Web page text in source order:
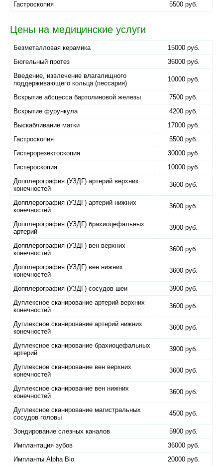
Гастроскопия
5500 руб.
Цены на медицинские услуги
Безметалловая керамика
15000 руб.
Бюгельный протез
36000 руб.
Введение, извлечение влагалищного
поддерживающего кольца (пессария)
10000 руб.
Вскрытие абсцесса бартолиновой железы
7500 руб.
Вскрытие фурункула
4200 руб.
Выскабливание матки
17000 руб.
Гастроскопия
5500 руб.
Гистерорезектоскопия
30000 руб.
Гистероскопия
10000 руб.
Допплерография (УЗДГ) артерий верхних
конечностей
3600 руб.
Допплерография (УЗДГ) артерий нижних
конечностей
3600 руб.
Допплерография (УЗДГ) брахиоцефальных
артерий
3900 руб.
Допплерография (УЗДГ) вен верхних
конечностей
3600 руб.
Допплерография (УЗДГ) вен нижних
конечностей
3600 руб.
Допплерография (УЗДГ) сосудов шеи
3900 руб.
Дуплексное сканирование артерий верхних
конечностей
3600 руб.
Дуплексное сканирование артерий нижних
конечностей
3600 руб.
Дуплексное сканирование брахиоцефальных
артерий
3900 руб.
Дуплексное сканирование вен верхних
конечностей
3600 руб.
Дуплексное сканирование вен нижних
конечностей
3600 руб.
Дуплексное сканирование магистральных
сосудов головы
4500 руб.
Зондирование слезных каналов
5900 руб.
Имплантация зубов
36000 руб.
Импланты Alpha Bio
20000 руб.